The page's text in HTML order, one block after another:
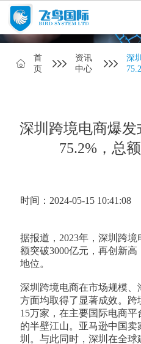
首
页
资讯
中心
深
深圳跨境电商爆发
75.2%，总
时间：2024-05-15 10:41:08
据报道，2023年，深圳跨境
额突破3000亿元，再创新
地位。
深圳跨境电商在市场规模
方面均取得了显著成效。
15万家，在主要国际电商
的半壁江山。亚马逊中国
圳。与此同时，深圳在全球